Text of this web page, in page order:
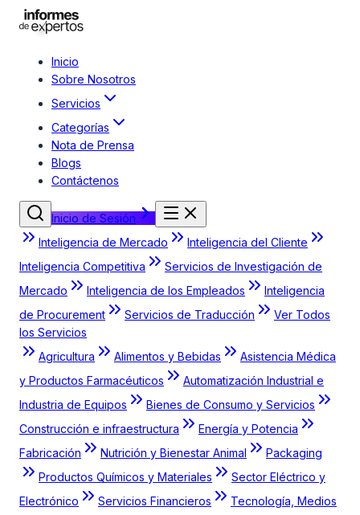
Inicio
Sobre Nosotros
Servicios
Categorías
Nota de Prensa
Blogs
Contáctenos
Inicio de Sesión
Inteligencia de Mercado
Inteligencia del Cliente
Inteligencia Competitiva
Servicios de Investigación de
Mercado
Inteligencia de los Empleados
Inteligencia
de Procurement
Servicios de Traducción
Ver Todos
los Servicios
Agricultura
Alimentos y Bebidas
Asistencia Médica
y Productos Farmacéuticos
Automatización Industrial e
Industria de Equipos
Bienes de Consumo y Servicios
Construcción e infraestructura
Energía y Potencia
Fabricación
Nutrición y Bienestar Animal
Packaging
Productos Químicos y Materiales
Sector Eléctrico y
Electrónico
Servicios Financieros
Tecnología, Medios